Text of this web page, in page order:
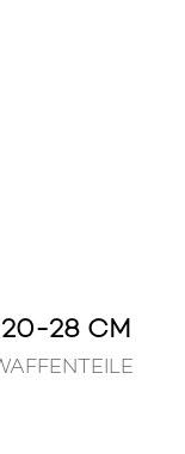
20-28 CM